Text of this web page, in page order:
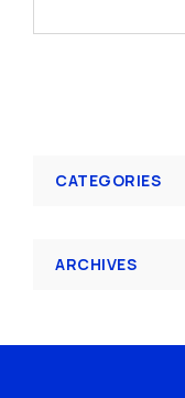
CATEGORIES
ARCHIVES